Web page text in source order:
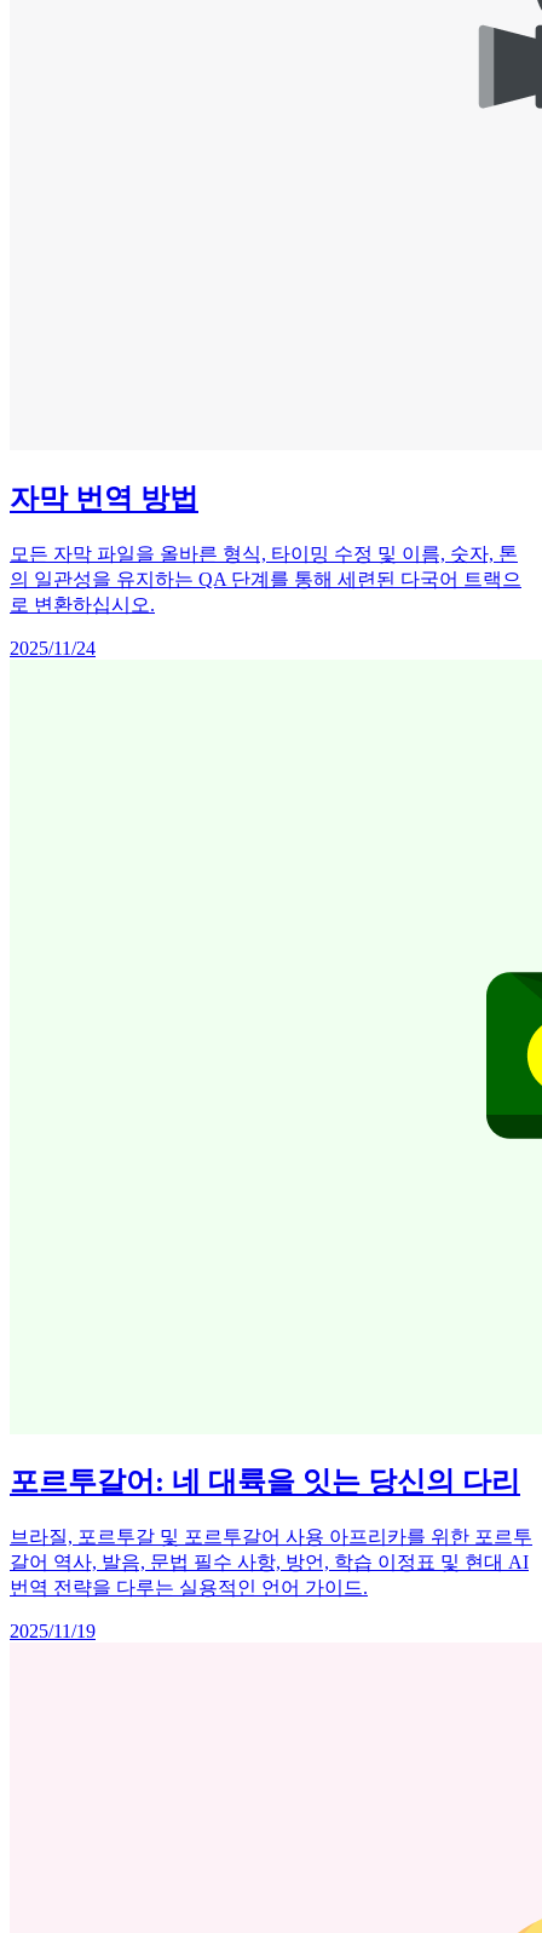
자막 번역 방법
모든 자막 파일을 올바른 형식, 타이밍 수정 및 이름, 숫자, 톤
의 일관성을 유지하는 QA 단계를 통해 세련된 다국어 트랙으
로 변환하십시오.
2025/11/24
포르투갈어: 네 대륙을 잇는 당신의 다리
브라질, 포르투갈 및 포르투갈어 사용 아프리카를 위한 포르투
갈어 역사, 발음, 문법 필수 사항, 방언, 학습 이정표 및 현대 AI
번역 전략을 다루는 실용적인 언어 가이드.
2025/11/19